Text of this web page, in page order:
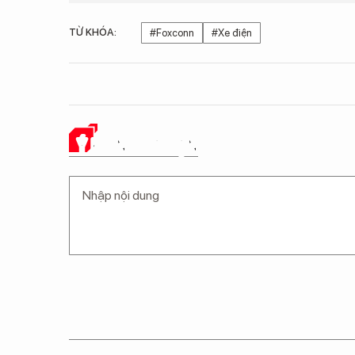
TỪ KHÓA: #Foxconn #Xe điện
Ý KIẾN CỦA BẠN